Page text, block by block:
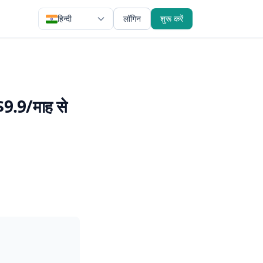
हिन्दी लॉगिन शुरू करें
माह से